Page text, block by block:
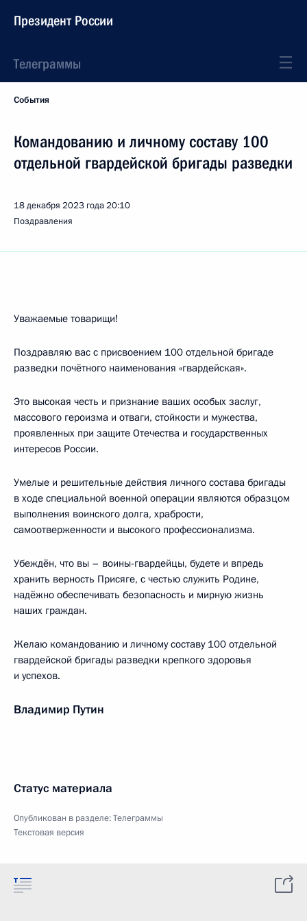
Президент России
Телеграммы
События
Командованию и личному составу 100
отдельной гвардейской бригады разведки
18 декабря 2023 года20:10
Поздравления
Уважаемые товарищи!
Поздравляю вас с присвоением 100 отдельной бригаде
разведки почётного наименования «гвардейская».
Это высокая честь и признание ваших особых заслуг,
массового героизма и отваги, стойкости и мужества,
проявленных при защите Отечества и государственных
интересов России.
Умелые и решительные действия личного состава бригады
в ходе специальной военной операции являются образцом
выполнения воинского долга, храбрости,
самоотверженности и высокого профессионализма.
Убеждён, что вы – воины-гвардейцы, будете и впредь
хранить верность Присяге, с честью служить Родине,
надёжно обеспечивать безопасность и мирную жизнь
наших граждан.
Желаю командованию и личному составу 100 отдельной
гвардейской бригады разведки крепкого здоровья
и успехов.
Владимир Путин
Статус материала
Опубликован в разделе:Телеграммы
Текстовая версия